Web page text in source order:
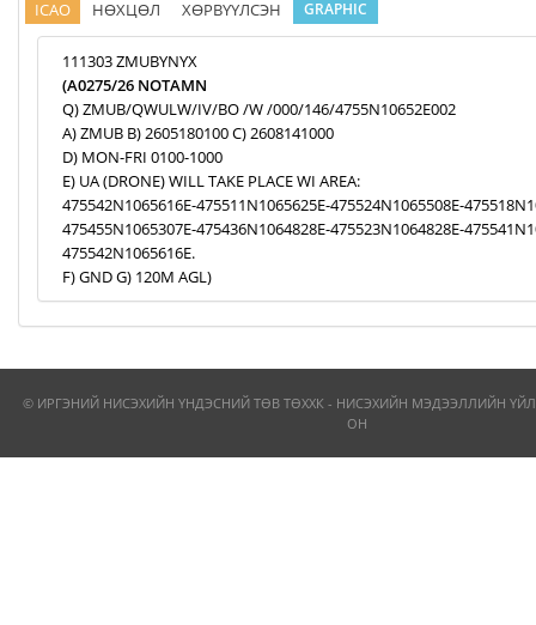
ICAO НӨХЦӨЛ ХӨРВҮҮЛСЭН GRAPHIC
111303 ZMUBYNYX
(A0275/26 NOTAMN
Q) ZMUB/QWULW/IV/BO /W /000/146/4755N10652E002
A) ZMUB B) 2605180100 C) 2608141000
D) MON-FRI 0100-1000
E) UA (DRONE) WILL TAKE PLACE WI AREA:
475542N1065616E-475511N1065625E-475524N1065508E-
475455N1065307E-475436N1064828E-475523N1064828E-
475542N1065616E.
F) GND G) 120M AGL)
© ИРГЭНИЙ НИСЭХИЙН ҮНДЭСНИЙ ТӨВ ТӨХХК - НИСЭХИЙН МЭДЭЭЛЛИЙН
ОН